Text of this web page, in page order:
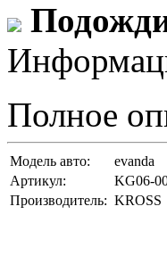
Полное
Модель авто:
evanda
Артикул:
KG06-
Производитель: KROSS